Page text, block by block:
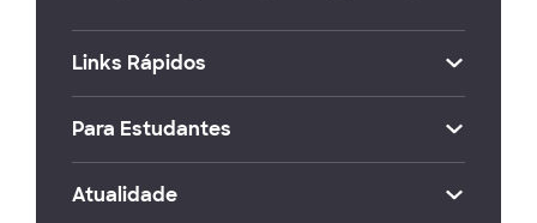
Links Rápidos
Para Estudantes
Atualidade